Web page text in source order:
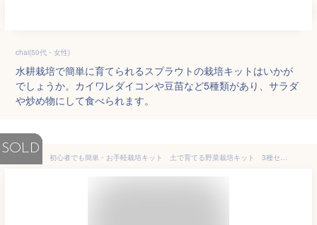
chai(50代・女性)
水耕栽培で簡単に育てられるスプラウトの栽培キットはいかが
でしょうか。カイワレダイコンや豆苗など5種類があり、サラダ
や炒め物にして食べられます。
SOLD
初心者でも簡単・お手軽栽培キット 土で育てる野菜栽培キット 3種セット